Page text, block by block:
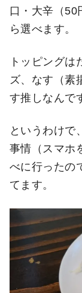
口・大辛（50
ら選べます。
トッピングは
ズ、なす（素
す推しなんで
というわけで
事情（スマホ
べに行ったの
てます。